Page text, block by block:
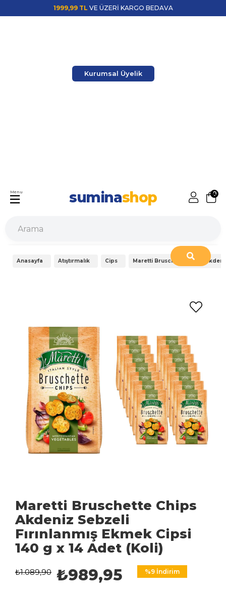
1999,99 TL VE ÜZERİ KARGO BEDAVA
suminashop 0
Menu
Kurumsal Üyelik
Anasayfa Atıştırmalık Cips Maretti Bruschette Chips
Maretti Bruschette Chips
Akdeniz Sebzeli
Fırınlanmış Ekmek Cipsi
140 g x 14 Adet (Koli)
₺1.089,90 ₺989,95 %9 İndirim